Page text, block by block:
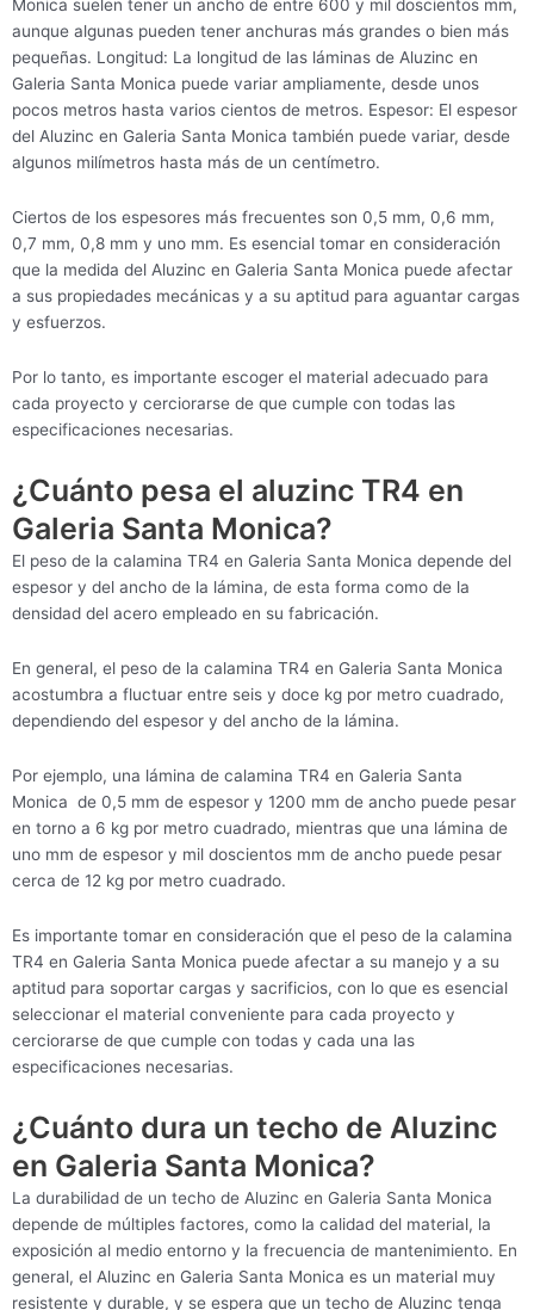
Monica suelen tener un ancho de entre 600 y mil doscientos mm,
aunque algunas pueden tener anchuras más grandes o bien más
pequeñas. Longitud: La longitud de las láminas de Aluzinc en
Galeria Santa Monica puede variar ampliamente, desde unos
pocos metros hasta varios cientos de metros. Espesor: El espesor
del Aluzinc en Galeria Santa Monica también puede variar, desde
algunos milímetros hasta más de un centímetro.
Ciertos de los espesores más frecuentes son 0,5 mm, 0,6 mm,
0,7 mm, 0,8 mm y uno mm. Es esencial tomar en consideración
que la medida del Aluzinc en Galeria Santa Monica puede afectar
a sus propiedades mecánicas y a su aptitud para aguantar cargas
y esfuerzos.
Por lo tanto, es importante escoger el material adecuado para
cada proyecto y cerciorarse de que cumple con todas las
especificaciones necesarias.
¿Cuánto pesa el aluzinc TR4 en
Galeria Santa Monica?
El peso de la calamina TR4 en Galeria Santa Monica depende del
espesor y del ancho de la lámina, de esta forma como de la
densidad del acero empleado en su fabricación.
En general, el peso de la calamina TR4 en Galeria Santa Monica
acostumbra a fluctuar entre seis y doce kg por metro cuadrado,
dependiendo del espesor y del ancho de la lámina.
Por ejemplo, una lámina de calamina TR4 en Galeria Santa
Monica de 0,5 mm de espesor y 1200 mm de ancho puede pesar
en torno a 6 kg por metro cuadrado, mientras que una lámina de
uno mm de espesor y mil doscientos mm de ancho puede pesar
cerca de 12 kg por metro cuadrado.
Es importante tomar en consideración que el peso de la calamina
TR4 en Galeria Santa Monica puede afectar a su manejo y a su
aptitud para soportar cargas y sacrificios, con lo que es esencial
seleccionar el material conveniente para cada proyecto y
cerciorarse de que cumple con todas y cada una las
especificaciones necesarias.
¿Cuánto dura un techo de Aluzinc
en Galeria Santa Monica?
La durabilidad de un techo de Aluzinc en Galeria Santa Monica
depende de múltiples factores, como la calidad del material, la
exposición al medio entorno y la frecuencia de mantenimiento. En
general, el Aluzinc en Galeria Santa Monica es un material muy
resistente y durable, y se espera que un techo de Aluzinc tenga